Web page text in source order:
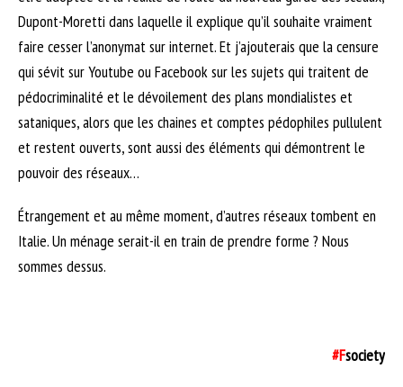
Dupont-Moretti dans laquelle il explique qu’il souhaite vraiment
faire cesser l’anonymat sur internet. Et j’ajouterais que la censure
qui sévit sur Youtube ou Facebook sur les sujets qui traitent de
pédocriminalité et le dévoilement des plans mondialistes et
sataniques, alors que les chaines et comptes pédophiles pullulent
et restent ouverts, sont aussi des éléments qui démontrent le
pouvoir des réseaux…
Étrangement et au même moment, d’autres réseaux tombent en
Italie. Un ménage serait-il en train de prendre forme ? Nous
sommes dessus.
#Fsociety